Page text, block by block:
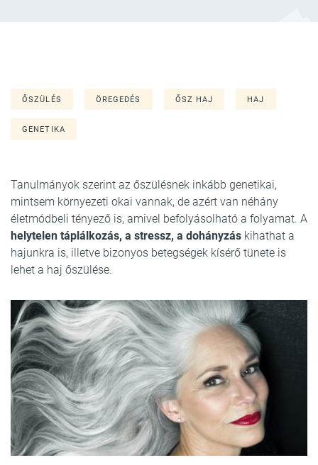
ŐSZÜLÉS ÖREGEDÉS ŐSZ HAJ HAJ
GENETIKA
Tanulmányok szerint az őszülésnek inkább genetikai,
mintsem környezeti okai vannak, de azért van néhány
életmódbeli tényező is, amivel befolyásolható a folyamat. A
helytelen táplálkozás, a stressz, a dohányzás kihathat a
hajunkra is, illetve bizonyos betegségek kísérő tünete is
lehet a haj őszülése.